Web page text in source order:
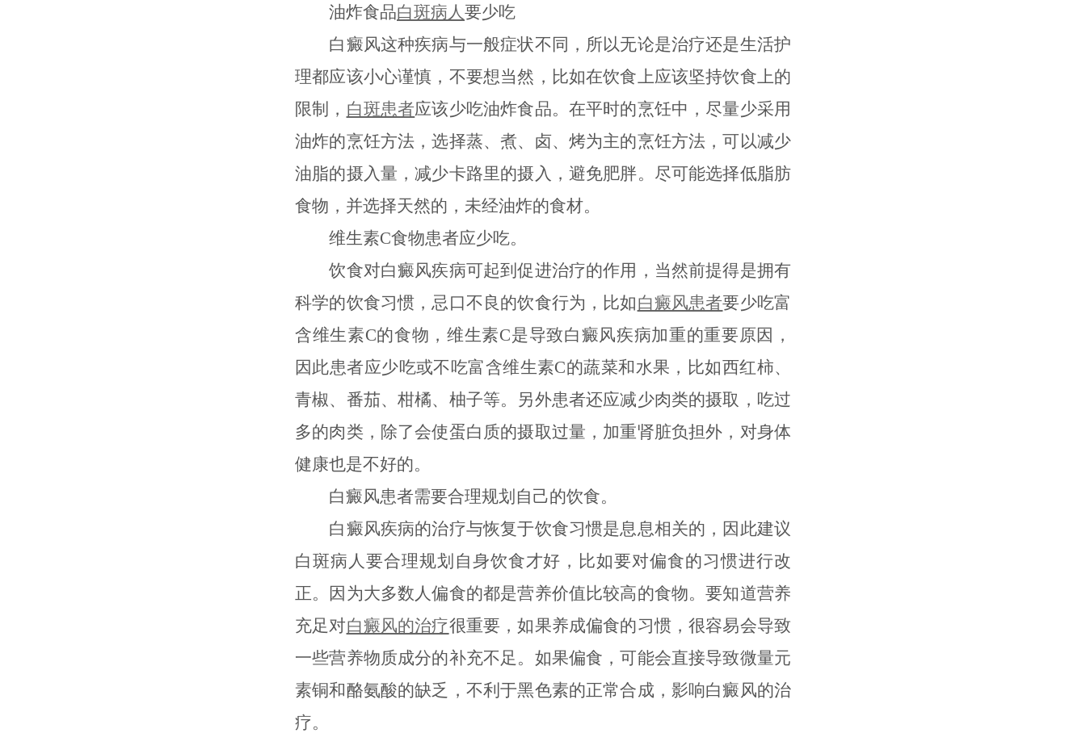
油炸食品白斑病人要少吃
白癜风这种疾病与一般症状不同，所以无论是治疗还是生活护
理都应该小心谨慎，不要想当然，比如在饮食上应该坚持饮食上的
限制， 白斑患者应该少吃油炸食品。在平时的烹饪中，尽量少采用
油炸的烹饪方法，选择蒸、煮、卤、烤为主的烹饪方法，可以减少
油脂的摄入量，减少卡路里的摄入，避免肥胖。尽可能选择低脂肪
食物，并选择天然的，未经油炸的食材。
维生素C食物患者应少吃。
饮食对白癜风疾病可起到促进治疗的作用，当然前提得是拥有
科学的饮食习惯，忌口不良的饮食行为，比如白癜风患者要少吃富
含维生素C的食物，维生素C是导致白癜风疾病加重的重要原因，
因此患者应少吃或不吃富含维生素C的蔬菜和水果，比如西红柿、
青椒、番茄、柑橘、柚子等。另外患者还应减少肉类的摄取，吃过
多的肉类，除了会使蛋白质的摄取过量，加重肾脏负担外，对身体
健康也是不好的。
白癜风患者需要合理规划自己的饮食。
白癜风疾病的治疗与恢复于饮食习惯是息息相关的，因此建议
白斑病人要合理规划自身饮食才好，比如要对偏食的习惯进行改
正。因为大多数人偏食的都是营养价值比较高的食物。要知道营养
充足对白癜风的治疗很重要，如果养成偏食的习惯，很容易会导致
一些营养物质成分的补充不足。如果偏食，可能会直接导致微量元
素铜和酪氨酸的缺乏，不利于黑色素的正常合成，影响白癜风的治
疗。